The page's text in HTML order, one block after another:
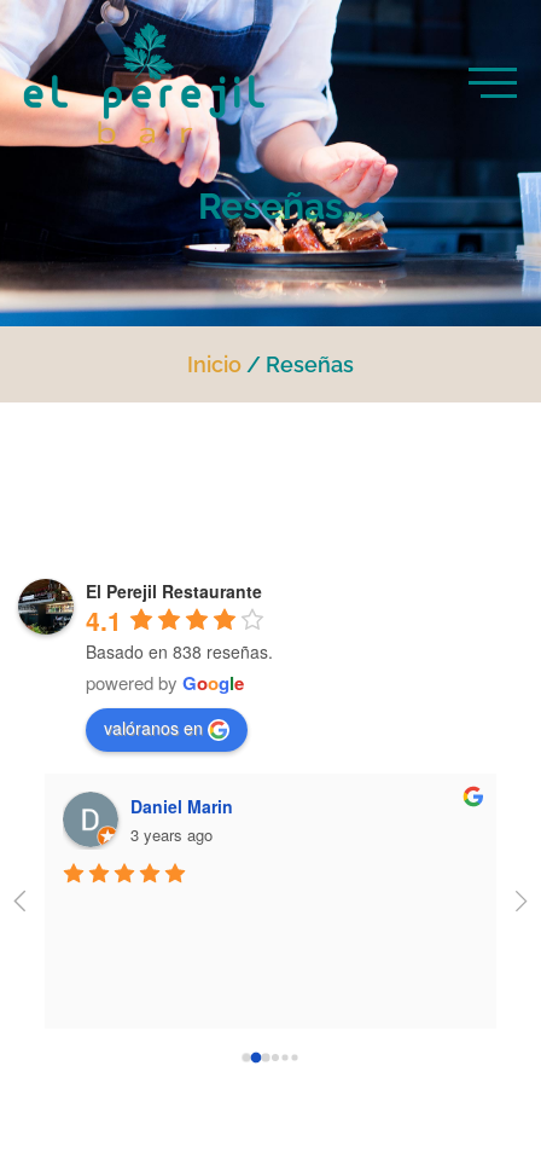
Reseñas
Inicio Reseñas
El Perejil Restaurante
4.1
Basado en 838 reseñas.
powered by Google
valóranos en
Daniel Marin
3 years ago